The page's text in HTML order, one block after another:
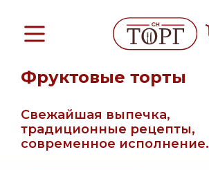
Фруктовые торты
Свежайшая выпечка,
традиционные рецепты,
современное исполнение.